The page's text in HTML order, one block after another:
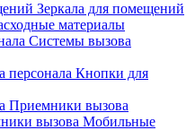
Зеркала для помещений
материалы
Системы вызова
Кнопки для
Приемники вызова
Мобильные